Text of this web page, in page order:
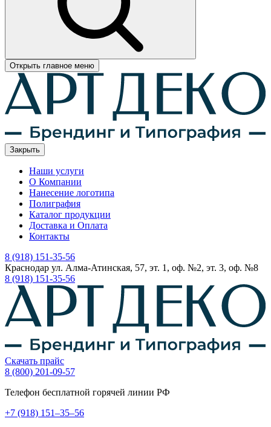
Открыть главное меню
Закрыть
Наши услуги
О Компании
Нанесение логотипа
Полиграфия
Каталог продукции
Доставка и Оплата
Контакты
8 (918) 151-35-56
Краснодар ул. Алма-Атинская, 57, эт. 1, оф. №2, эт. 3, оф. №8
8 (918) 151-35-56
Скачать прайс
8 (800) 201-09-57
Телефон бесплатной горячей линии РФ
+7 (918) 151–35–56